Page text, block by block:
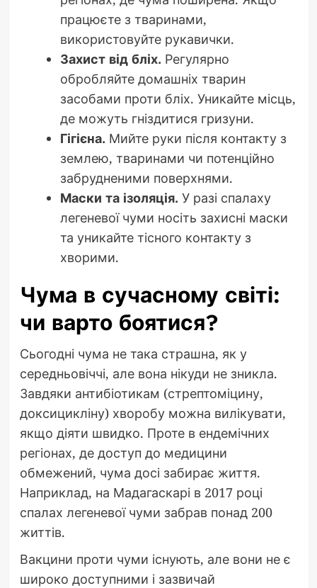
працюєте з тваринами,
використовуйте рукавички.
Захист від бліх. Регулярно
обробляйте домашніх тварин
засобами проти бліх. Уникайте місць,
де можуть гніздитися гризуни.
Гігієна. Мийте руки після контакту з
землею, тваринами чи потенційно
забрудненими поверхнями.
Маски та ізоляція. У разі спалаху
легеневої чуми носіть захисні маски
та уникайте тісного контакту з
хворими.
Чума в сучасному світі:
чи варто боятися?
Сьогодні чума не така страшна, як у
середньовіччі, але вона нікуди не зникла.
Завдяки антибіотикам (стрептоміцину,
доксицикліну) хворобу можна вилікувати,
якщо діяти швидко. Проте в ендемічних
регіонах, де доступ до медицини
обмежений, чума досі забирає життя.
Наприклад, на Мадагаскарі в 2017 році
спалах легеневої чуми забрав понад 200
життів.
Вакцини проти чуми існують, але вони не є
широко доступними і зазвичай